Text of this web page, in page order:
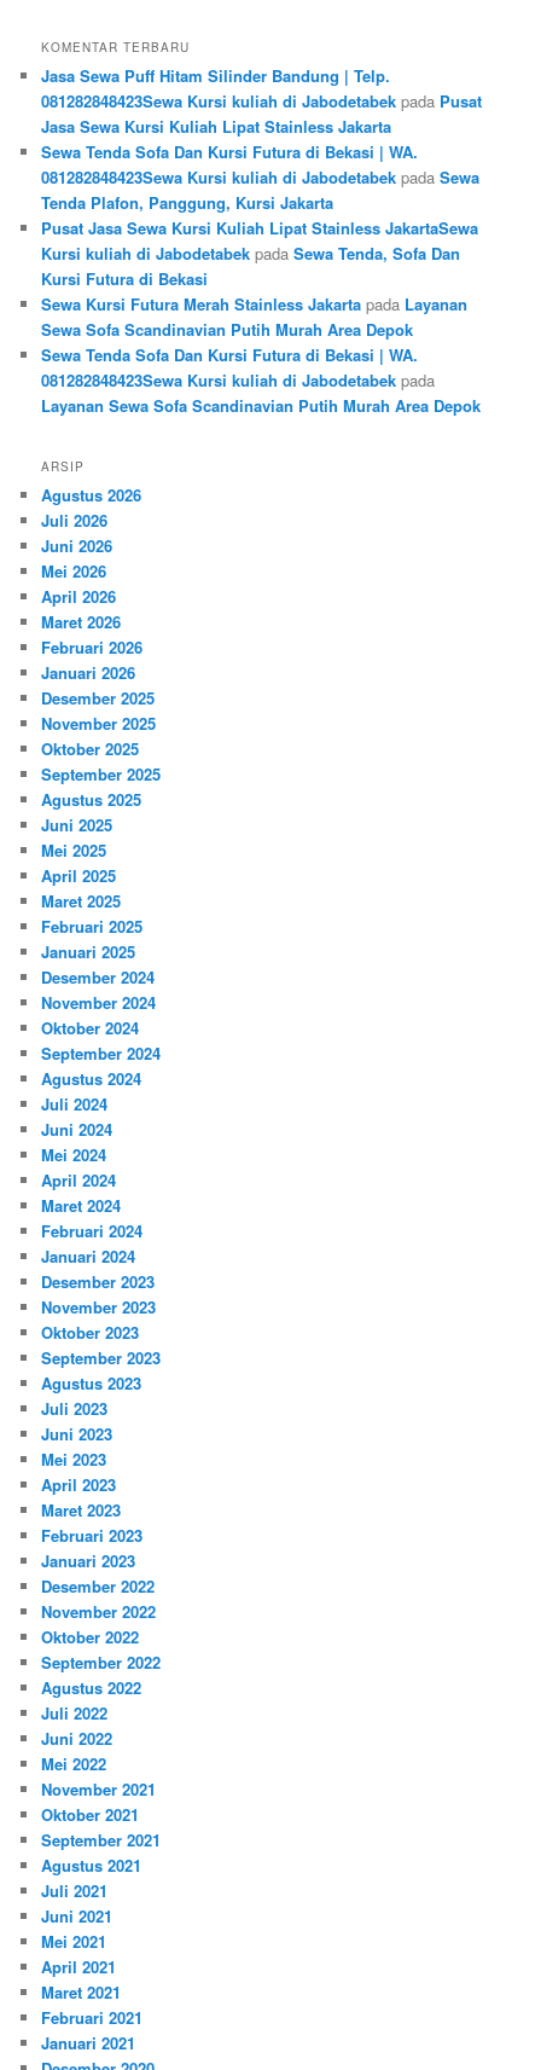
KOMENTAR TERBARU
Jasa Sewa Puff Hitam Silinder Bandung | Telp.
081282848423Sewa Kursi kuliah di Jabodetabek pada Pusat
Jasa Sewa Kursi Kuliah Lipat Stainless Jakarta
Sewa Tenda Sofa Dan Kursi Futura di Bekasi | WA.
081282848423Sewa Kursi kuliah di Jabodetabek padaSewa
Tenda Plafon, Panggung, Kursi Jakarta
Pusat Jasa Sewa Kursi Kuliah Lipat Stainless JakartaSewa
Kursi kuliah di Jabodetabek padaSewa Tenda, Sofa Dan
Kursi Futura di Bekasi
Sewa Kursi Futura Merah Stainless Jakarta pada Layanan
Sewa Sofa Scandinavian Putih Murah Area Depok
Sewa Tenda Sofa Dan Kursi Futura di Bekasi | WA.
081282848423Sewa Kursi kuliah di Jabodetabek pada
Layanan Sewa Sofa Scandinavian Putih Murah Area Depok
ARSIP
Agustus 2026
Juli 2026
Juni 2026
Mei 2026
April 2026
Maret 2026
Februari 2026
Januari 2026
Desember 2025
November 2025
Oktober 2025
September 2025
Agustus 2025
Juni 2025
Mei 2025
April 2025
Maret 2025
Februari 2025
Januari 2025
Desember 2024
November 2024
Oktober 2024
September 2024
Agustus 2024
Juli 2024
Juni 2024
Mei 2024
April 2024
Maret 2024
Februari 2024
Januari 2024
Desember 2023
November 2023
Oktober 2023
September 2023
Agustus 2023
Juli 2023
Juni 2023
Mei 2023
April 2023
Maret 2023
Februari 2023
Januari 2023
Desember 2022
November 2022
Oktober 2022
September 2022
Agustus 2022
Juli 2022
Juni 2022
Mei 2022
November 2021
Oktober 2021
September 2021
Agustus 2021
Juli 2021
Juni 2021
Mei 2021
April 2021
Maret 2021
Februari 2021
Januari 2021